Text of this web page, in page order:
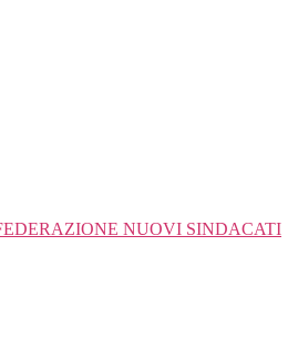
NUOVI SINDACATI